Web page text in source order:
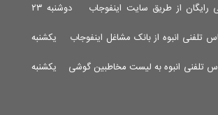
رایگان از طریق سایت اینفوجاب
دوشنبه ۲۳
تلفنی انبوه از بانک مشاغل اینفوجاب یکشنبه
تلفنی انبوه به لیست مخاطبین گوشی یکشنبه